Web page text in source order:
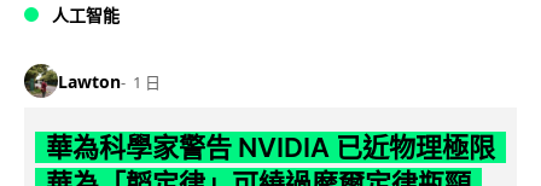
人工智能
Lawton 1 日
華為科學家警告 NVIDIA 已近物理極限